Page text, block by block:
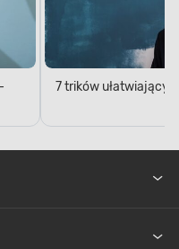
7 trików